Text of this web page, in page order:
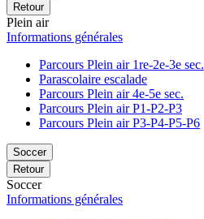
Retour
Plein air
Informations générales
Parcours Plein air 1re-2e-3e sec.
Parascolaire escalade
Parcours Plein air 4e-5e sec.
Parcours Plein air P1-P2-P3
Parcours Plein air P3-P4-P5-P6
Soccer
Retour
Soccer
Informations générales